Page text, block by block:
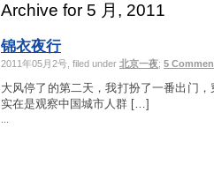
Archive for 5 月, 2011
锦衣夜行
2011年05月2号, filed under 北京一夜; 5
大风停了的第二天，我打扮了一番出门
实在是观察中国城市人群 […]